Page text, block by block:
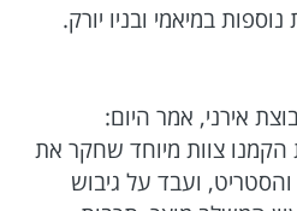
אירני, אמר היום:
צוות מיוחד שחקר את
ועבד על גיבוש